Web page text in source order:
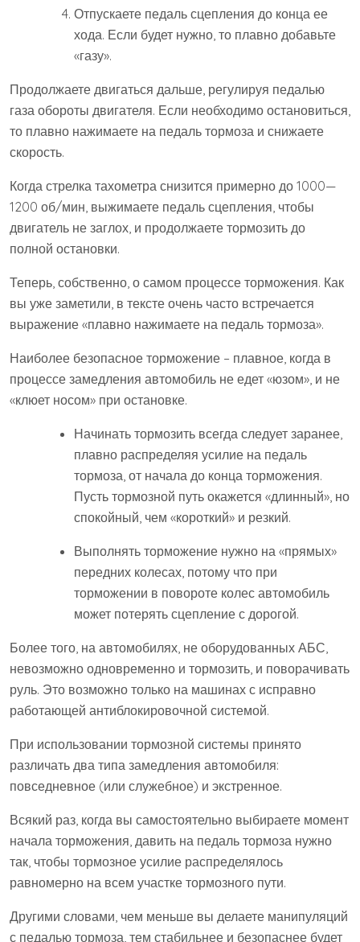
Отпускаете педаль сцепления до конца ее
хода. Если будет нужно, то плавно добавьте
«газу».
Продолжаете двигаться дальше, регулируя педалью
газа обороты двигателя. Если необходимо остановиться,
то плавно нажимаете на педаль тормоза и снижаете
скорость.
Когда стрелка тахометра снизится примерно до 1000—
1200 об/мин, выжимаете педаль сцепления, чтобы
двигатель не заглох, и продолжаете тормозить до
полной остановки.
Теперь, собственно, о самом процессе торможения. Как
вы уже заметили, в тексте очень часто встречается
выражение «плавно нажимаете на педаль тормоза».
Наиболее безопасное торможение – плавное, когда в
процессе замедления автомобиль не едет «юзом», и не
«клюет носом» при остановке.
Начинать тормозить всегда следует заранее,
плавно распределяя усилие на педаль
тормоза, от начала до конца торможения.
Пусть тормозной путь окажется «длинный», но
спокойный, чем «короткий» и резкий.
Выполнять торможение нужно на «прямых»
передних колесах, потому что при
торможении в повороте колес автомобиль
может потерять сцепление с дорогой.
Более того, на автомобилях, не оборудованных АБС,
невозможно одновременно и тормозить, и поворачивать
руль. Это возможно только на машинах с исправно
работающей антиблокировочной системой.
При использовании тормозной системы принято
различать два типа замедления автомобиля:
повседневное (или служебное) и экстренное.
Всякий раз, когда вы самостоятельно выбираете момент
начала торможения, давить на педаль тормоза нужно
так, чтобы тормозное усилие распределялось
равномерно на всем участке тормозного пути.
Другими словами, чем меньше вы делаете манипуляций
с педалью тормоза, тем стабильнее и безопаснее будет